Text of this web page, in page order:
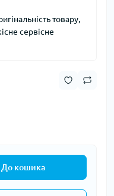
товару,
сервісне
До кошика